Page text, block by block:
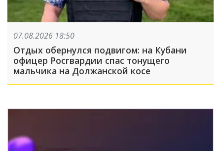
07.08.2026 18:50
Отдых обернулся подвигом: на Кубани
офицер Росгвардии спас тонущего
мальчика на Должанской косе